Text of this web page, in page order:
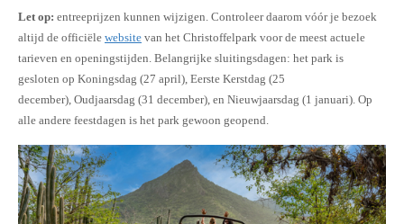
Let op: entreeprijzen kunnen wijzigen. Controleer daarom vóór je bezoek
altijd de officiële website van het Christoffelpark voor de meest actuele
tarieven en openingstijden. Belangrijke sluitingsdagen: het park is
gesloten op Koningsdag (27 april), Eerste Kerstdag (25
december), Oudjaarsdag (31 december), en Nieuwjaarsdag (1 januari). Op
alle andere feestdagen is het park gewoon geopend